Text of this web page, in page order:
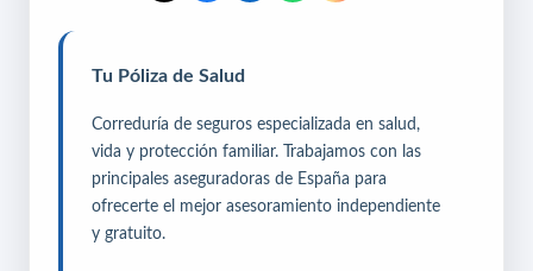
Tu Póliza de Salud
Correduría de seguros especializada en salud,
vida y protección familiar. Trabajamos con las
principales aseguradoras de España para
ofrecerte el mejor asesoramiento independiente
y gratuito.